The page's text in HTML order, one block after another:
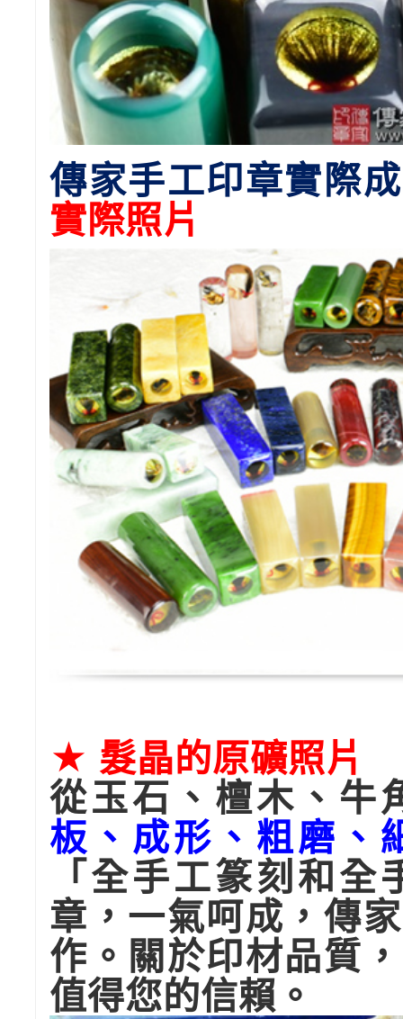
傳家手工印章實際
實際照片
★ 髮晶的原礦照片
從玉石、檀木、牛
板、成形、粗磨、
「全手工篆刻和
章，一氣呵成，傳
作。關於印材品質
值得您的信賴。